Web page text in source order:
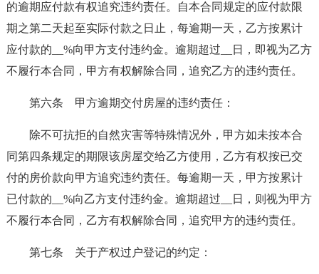
的逾期应付款有权追究违约责任。自本合同规定的应付款限
期之第二天起至实际付款之日止，每逾期一天，乙方按累计
应付款的__%向甲方支付违约金。逾期超过__日，即视为乙方
不履行本合同，甲方有权解除合同，追究乙方的违约责任。
第六条 甲方逾期交付房屋的违约责任：
除不可抗拒的自然灾害等特殊情况外，甲方如未按本合
同第四条规定的期限该房屋交给乙方使用，乙方有权按已交
付的房价款向甲方追究违约责任。每逾期一天，甲方按累计
已付款的__%向乙方支付违约金。逾期超过__日，则视为甲方
不履行本合同，乙方有权解除合同，追究甲方的违约责任。
第七条 关于产权过户登记的约定：